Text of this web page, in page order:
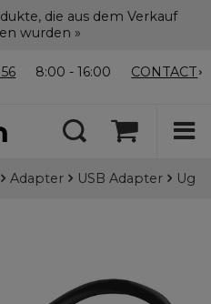
die aus dem Verkauf
wurden »
8:00 - 16:00 CONTACT
Adapter USB Adapter